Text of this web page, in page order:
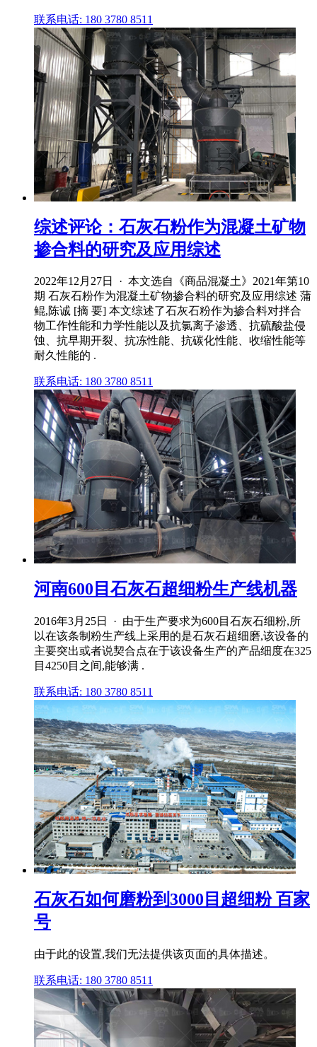
联系电话: 180 3780 8511
综述评论：石灰石粉作为混凝土矿物
掺合料的研究及应用综述
2022年12月27日 · 本文选自《商品混凝土》2021年第10
期 石灰石粉作为混凝土矿物掺合料的研究及应用综述 蒲
鲲,陈诚 [摘 要] 本文综述了石灰石粉作为掺合料对拌合
物工作性能和力学性能以及抗氯离子渗透、抗硫酸盐侵
蚀、抗早期开裂、抗冻性能、抗碳化性能、收缩性能等
耐久性能的 .
联系电话: 180 3780 8511
河南600目石灰石超细粉生产线机器
2016年3月25日 · 由于生产要求为600目石灰石细粉,所
以在该条制粉生产线上采用的是石灰石超细磨,该设备的
主要突出或者说契合点在于该设备生产的产品细度在325
目4250目之间,能够满 .
联系电话: 180 3780 8511
石灰石如何磨粉到3000目超细粉 百家
号
由于此的设置,我们无法提供该页面的具体描述。
联系电话: 180 3780 8511